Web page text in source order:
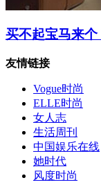
买不起宝马来个
友情链接
Vogue时尚
ELLE时尚
女人志
生活周刊
中国娱乐在线
她时代
风度时尚